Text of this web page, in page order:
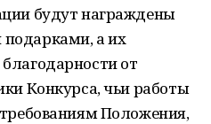
будут награждены
а их
от
Конкурса, чьи работы
требованиям Положения,